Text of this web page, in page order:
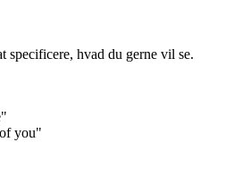
hvad du gerne vil se.
you"